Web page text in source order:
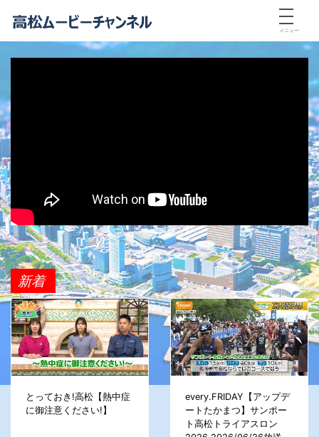
メニュー
新着
とっておき!高松【熱中症
に御注意ください!】
every.FRIDAY【アップデ
ートたかまつ】サンポー
ト高松トライアスロン